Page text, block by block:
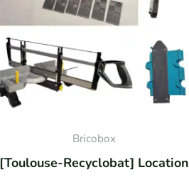
Bricobox
[Toulouse-Recyclobat] Location